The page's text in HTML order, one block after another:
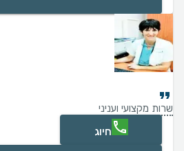
שרות מקצועי ועניני
חיוג